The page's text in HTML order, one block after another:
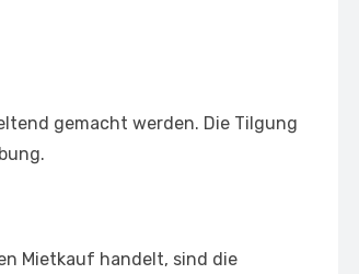
gemacht werden. Die Tilgung
Mietkauf handelt, sind die